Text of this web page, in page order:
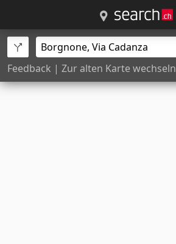
Feedback | Zur alten Karte wechseln